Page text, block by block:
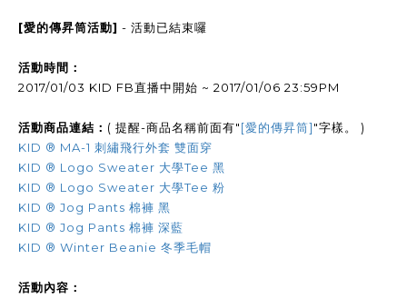
[愛的傳昇筒活動] - 活動已結束囉
活動時間：
2017/01/03 KID FB直播中開始 ~ 2017/01/06 23:59PM
活動商品連結： ( 提醒-商品名稱前面有"[愛的傳昇筒]"字樣。 )
KID ® MA-1 刺繡飛行外套 雙面穿
KID ® Logo Sweater 大學Tee 黑
KID ® Logo Sweater 大學Tee 粉
KID ® Jog Pants 棉褲 黑
KID ® Jog Pants 棉褲 深藍
KID ® Winter Beanie 冬季毛帽
活動內容：